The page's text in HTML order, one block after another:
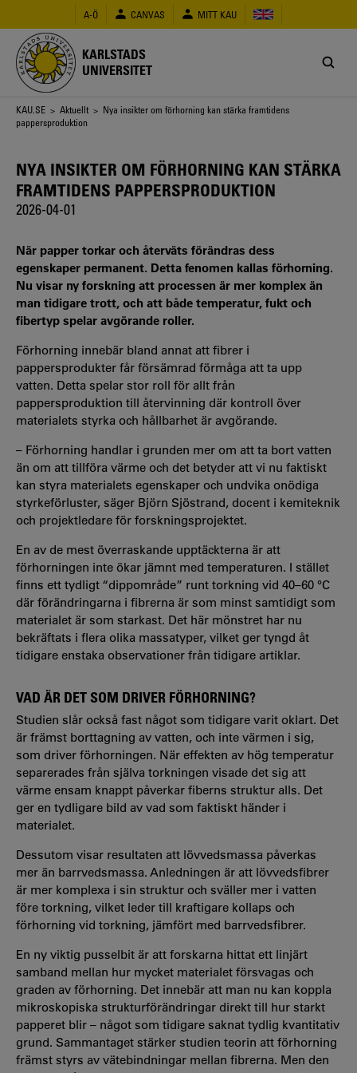
huvudinnehåll
A-Ö CANVAS MITT KAU
KARLSTADS
UNIVERSITET
Länkstig
KAU.SE > Aktuellt > Nya insikter om förhorning kan stärka framtidens
pappersproduktion
NYA INSIKTER OM FÖRHORNING KAN STÄRKA
FRAMTIDENS PAPPERSPRODUKTION
2026-04-01
När papper torkar och återväts förändras dess
egenskaper permanent. Detta fenomen kallas förhorning.
Nu visar ny forskning att processen är mer komplex än
man tidigare trott, och att både temperatur, fukt och
fibertyp spelar avgörande roller.
Förhorning innebär bland annat att fibrer i
pappersprodukter får försämrad förmåga att ta upp
vatten. Detta spelar stor roll för allt från
pappersproduktion till återvinning där kontroll över
materialets styrka och hållbarhet är avgörande.
– Förhorning handlar i grunden mer om att ta bort vatten
än om att tillföra värme och det betyder att vi nu faktiskt
kan styra materialets egenskaper och undvika onödiga
styrkeförluster, säger Björn Sjöstrand, docent i kemiteknik
och projektledare för forskningsprojektet.
En av de mest överraskande upptäckterna är att
förhorningen inte ökar jämnt med temperaturen. I stället
finns ett tydligt “dippområde” runt torkning vid 40–60 °C
där förändringarna i fibrerna är som minst samtidigt som
materialet är som starkast. Det här mönstret har nu
bekräftats i flera olika massatyper, vilket ger tyngd åt
tidigare enstaka observationer från tidigare artiklar.
VAD ÄR DET SOM DRIVER FÖRHORNING?
Studien slår också fast något som tidigare varit oklart. Det
är främst borttagning av vatten, och inte värmen i sig,
som driver förhorningen. När effekten av hög temperatur
separerades från själva torkningen visade det sig att
värme ensam knappt påverkar fiberns struktur alls. Det
ger en tydligare bild av vad som faktiskt händer i
materialet.
Dessutom visar resultaten att lövvedsmassa påverkas
mer än barrvedsmassa. Anledningen är att lövvedsfibrer
är mer komplexa i sin struktur och sväller mer i vatten
före torkning, vilket leder till kraftigare kollaps och
förhorning vid torkning, jämfört med barrvedsfibrer.
En ny viktig pusselbit är att forskarna hittat ett linjärt
samband mellan hur mycket materialet försvagas och
graden av förhorning. Det innebär att man nu kan koppla
mikroskopiska strukturförändringar direkt till hur starkt
papperet blir – något som tidigare saknat tydlig kvantitativ
grund. Sammantaget stärker studien teorin att förhorning
främst styrs av vätebindningar mellan fibrerna. Men den